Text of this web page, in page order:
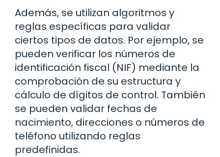
Además, se utilizan algoritmos y
reglas específicas para validar
ciertos tipos de datos. Por ejemplo, se
pueden verificar los números de
identificación fiscal (NIF) mediante la
comprobación de su estructura y
cálculo de dígitos de control. También
se pueden validar fechas de
nacimiento, direcciones o números de
teléfono utilizando reglas
predefinidas.